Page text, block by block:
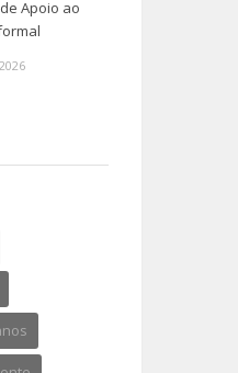
Apoio ao